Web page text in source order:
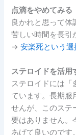
点滴をやめてみる
良かれと思って
苦しい時間を長引
→安楽死という選
ステロイドを活用
ステロイドには「
ています。長期服
せんが、このステ
要はありません。
あげて良いのです。